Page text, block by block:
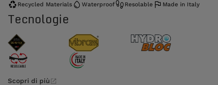
Recycled Materials Waterproof Resolable Made in Italy
Tecnologie
Scopri di più